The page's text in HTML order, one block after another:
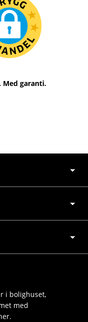
Med garanti.
i bolighuset,
med